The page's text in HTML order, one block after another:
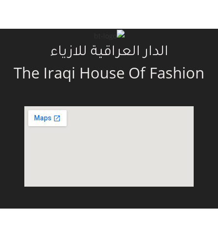
الدار العراقية للازياء
The Iraqi House Of Fashion